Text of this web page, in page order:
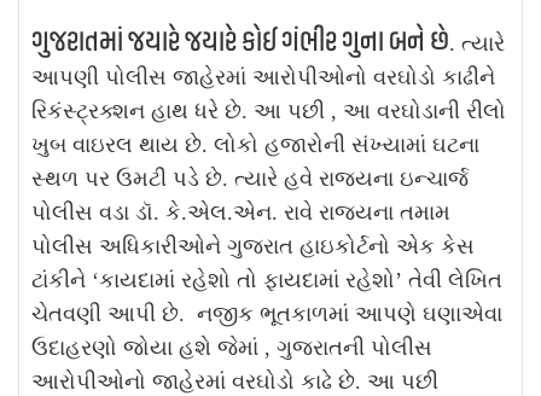
ગુજરાતમાં જયારે જયારે કોઈ ગંભીર ગુના બને છે. ત્યારે
આપણી પોલીસ જાહેરમાં આરોપીઓનો વરઘોડો કાઢીને
રિકંસ્ટ્રક્શન હાથ ધરે છે. આ પછી , આ વરઘોડાની રીલો
ખુબ વાઇરલ થાય છે. લોકો હજારોની સંખ્યામાં ઘટના
સ્થળ પર ઉમટી પડે છે. ત્યારે હવે રાજ્યના ઇન્ચાર્જ
પોલીસ વડા ડૉ. કે.એલ.એન. રાવે રાજ્યના તમામ
પોલીસ અધિકારીઓને ગુજરાત હાઇકોર્ટનો એક કેસ
ટાંકીને ‘કાયદામાં રહેશો તો ફાયદામાં રહેશો’ તેવી લેખિત
ચેતવણી આપી છે. નજીક ભૂતકાળમાં આપણે ઘણાએવા
ઉદાહરણો જોયા હશે જેમાં , ગુજરાતની પોલીસ
આરોપીઓનો જાહેરમાં વરઘોડો કાઢે છે. આ પછી